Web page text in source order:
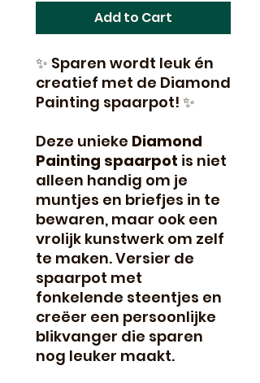
Add to Cart
✨ Sparen wordt leuk én
creatief met de Diamond
Painting spaarpot! ✨
Deze unieke Diamond
Painting spaarpot is niet
alleen handig om je
muntjes en briefjes in te
bewaren, maar ook een
vrolijk kunstwerk om zelf
te maken. Versier de
spaarpot met
fonkelende steentjes en
creëer een persoonlijke
blikvanger die sparen
nog leuker maakt.